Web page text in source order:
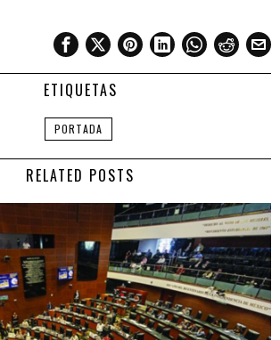
ETIQUETAS
PORTADA
RELATED POSTS